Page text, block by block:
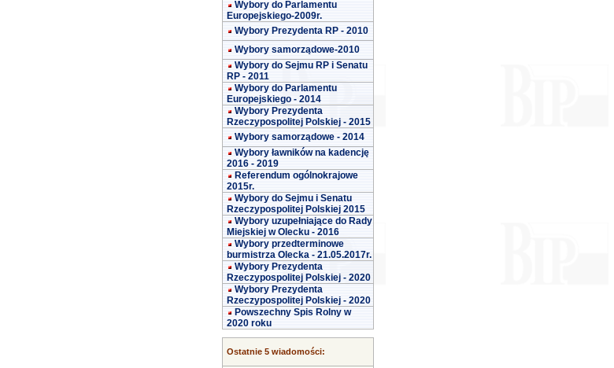
Wybory do Parlamentu
Europejskiego-2009r.
Wybory Prezydenta RP - 2010
Wybory samorządowe-2010
Wybory do Sejmu RP i Senatu
RP - 2011
Wybory do Parlamentu
Europejskiego - 2014
Wybory Prezydenta
Rzeczypospolitej Polskiej - 2015
Wybory samorządowe - 2014
Wybory ławników na kadencję
2016 - 2019
Referendum ogólnokrajowe
2015r.
Wybory do Sejmu i Senatu
Rzeczypospolitej Polskiej 2015
Wybory uzupełniające do Rady
Miejskiej w Olecku - 2016
Wybory przedterminowe
burmistrza Olecka - 21.05.2017r.
Wybory Prezydenta
Rzeczypospolitej Polskiej - 2020
Wybory Prezydenta
Rzeczypospolitej Polskiej - 2020
Powszechny Spis Rolny w
2020 roku
Ostatnie 5 wiadomości: